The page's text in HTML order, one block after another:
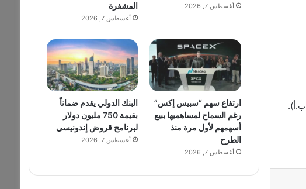
أغسطس 7, 2026
المشفرة
أغسطس 7, 2026
ارتفاع سهم “سبيس إكس”
رغم السماح لمساهميها ببيع
أسهمهم لأول مرة منذ
الطرح
أغسطس 7, 2026
البنك الدولي يقدم ضماناً
بقيمة 750 مليون دولار
لبرنامج قروض إندونيسي
أغسطس 7, 2026